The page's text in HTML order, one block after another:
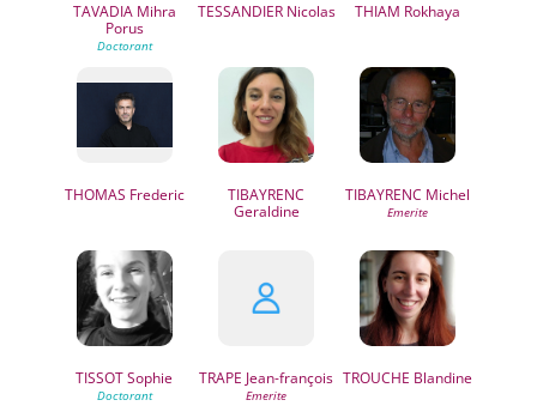
TAVADIAMihra
Porus
TESSANDIERNicolas THIAM Rokhaya
THOMAS Frederic
TIBAYRENC
Geraldine
TIBAYRENC Michel
TISSOTSophie TRAPE Jean-françois TROUCHE Blandine